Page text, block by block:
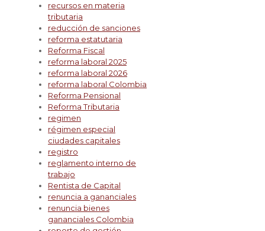
recursos en materia
tributaria
reducción de sanciones
reforma estatutaria
Reforma Fiscal
reforma laboral 2025
reforma laboral 2026
reforma laboral Colombia
Reforma Pensional
Reforma Tributaria
regimen
régimen especial
ciudades capitales
registro
reglamento interno de
trabajo
Rentista de Capital
renuncia a gananciales
renuncia bienes
gananciales Colombia